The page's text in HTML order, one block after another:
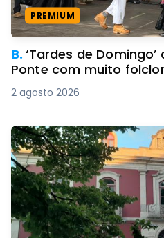
PREMIUM
B.‘Tardes de
Ponte com muito
2 agosto 2026